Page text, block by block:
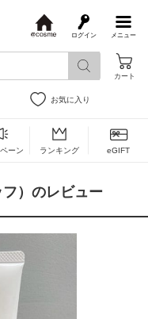
メニュー
ログイン
s
カート
お気に入り
ーン ランキング eGIFT
）のレビュー